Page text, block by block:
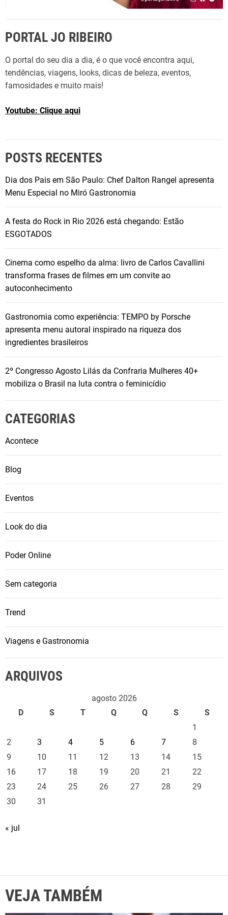
PORTAL JO RIBEIRO
O portal do seu dia a dia, é o que você encontra aqui,
tendências, viagens, looks, dicas de beleza, eventos,
famosidades e muito mais!
Youtube: Clique aqui
POSTS RECENTES
Dia dos Pais em São Paulo: Chef Dalton Rangel apresenta
Menu Especial no Miró Gastronomia
A festa do Rock in Rio 2026 está chegando: Estão
ESGOTADOS
Cinema como espelho da alma: livro de Carlos Cavallini
transforma frases de filmes em um convite ao
autoconhecimento
Gastronomia como experiência: TEMPO by Porsche
apresenta menu autoral inspirado na riqueza dos
ingredientes brasileiros
2º Congresso Agosto Lilás da Confraria Mulheres 40+
mobiliza o Brasil na luta contra o feminicídio
CATEGORIAS
Acontece
Blog
Eventos
Look do dia
Poder Online
Sem categoria
Trend
Viagens e Gastronomia
ARQUIVOS
agosto 2026
D
S T Q Q S
S
1
2
3 4 5 6 7
8
9
10 11 12 13 14
15
16
17 18 19 20 21
22
23
24 25 26 27 28
29
30
31
« jul
VEJA TAMBÉM